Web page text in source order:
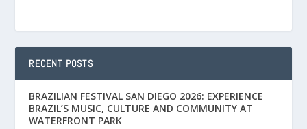
RECENT POSTS
BRAZILIAN FESTIVAL SAN DIEGO 2026: EXPERIENCE
BRAZIL’S MUSIC, CULTURE AND COMMUNITY AT
WATERFRONT PARK